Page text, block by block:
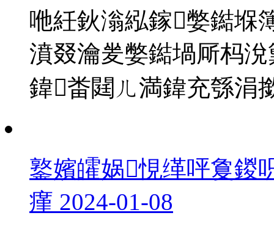
咃紝鈥滃紭鎵嫳鐑堢
濆叕瀹夎嫳鐑堝厛杩
鍏畨閮ㄦ満鍏充綔涓
鐜嬪皬娲悓缂呯敻鍐
瘽 2024-01-08